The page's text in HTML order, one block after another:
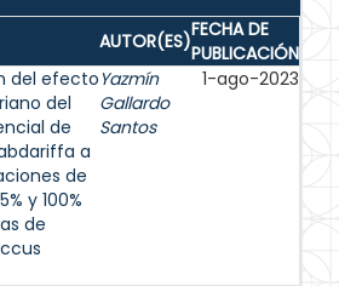
AUTOR(ES)FECHA DE
PUBLICACIÓN
del efecto
del
de
a
de
y 100%
de
Yazmín
Gallardo
Santos
1-ago-2023